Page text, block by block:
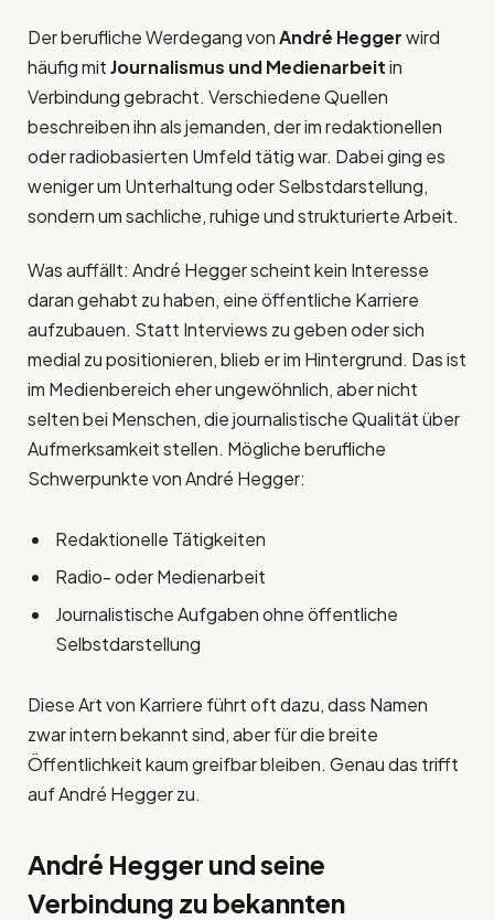
Der berufliche Werdegang vonAndré Heggerwird
häufig mitJournalismus und Medienarbeitin
Verbindung gebracht. Verschiedene Quellen
beschreiben ihn als jemanden, der im redaktionellen
oder radiobasierten Umfeld tätig war. Dabei ging es
weniger um Unterhaltung oder Selbstdarstellung,
sondern um sachliche, ruhige und strukturierte Arbeit.
Was auffällt: André Hegger scheint kein Interesse
daran gehabt zu haben, eine öffentliche Karriere
aufzubauen. Statt Interviews zu geben oder sich
medial zu positionieren, blieb er im Hintergrund. Das ist
im Medienbereich eher ungewöhnlich, aber nicht
selten bei Menschen, die journalistische Qualität über
Aufmerksamkeit stellen. Mögliche berufliche
Schwerpunkte von André Hegger:
Redaktionelle Tätigkeiten
Radio- oder Medienarbeit
Journalistische Aufgaben ohne öffentliche
Selbstdarstellung
Diese Art von Karriere führt oft dazu, dass Namen
zwar intern bekannt sind, aber für die breite
Öffentlichkeit kaum greifbar bleiben. Genau das trifft
auf André Hegger zu.
André Hegger und seine
Verbindung zu bekannten